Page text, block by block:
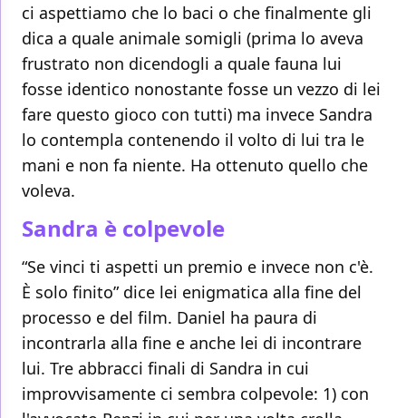
ci aspettiamo che lo baci o che finalmente gli
dica a quale animale somigli (prima lo aveva
frustrato non dicendogli a quale fauna lui
fosse identico nonostante fosse un vezzo di lei
fare questo gioco con tutti) ma invece Sandra
lo contempla contenendo il volto di lui tra le
mani e non fa niente. Ha ottenuto quello che
voleva.
Sandra è colpevole
“Se vinci ti aspetti un premio e invece non c'è.
È solo finito” dice lei enigmatica alla fine del
processo e del film. Daniel ha paura di
incontrarla alla fine e anche lei di incontrare
lui. Tre abbracci finali di Sandra in cui
improvvisamente ci sembra colpevole: 1) con